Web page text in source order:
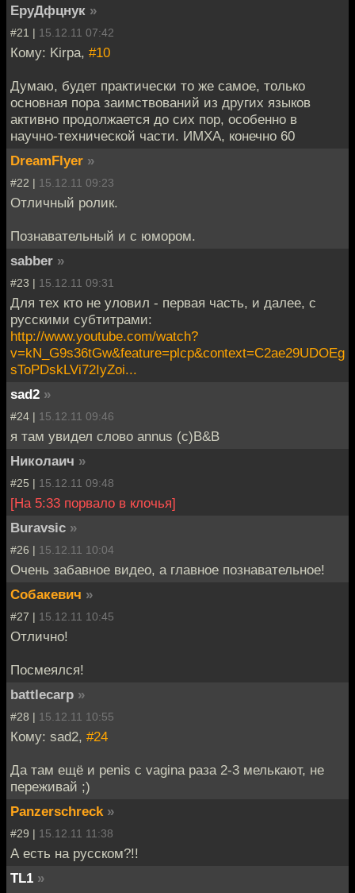
ЕруДфцнук »
#21 | 15.12.11 07:42
Кому: Kirpa, #10
Думаю, будет практически то же самое, только
основная пора заимствований из других языков
активно продолжается до сих пор, особенно в
научно-технической части. ИМХА, конечно 60
DreamFlyer »
#22 | 15.12.11 09:23
Отличный ролик.
Познавательный и с юмором.
sabber »
#23 | 15.12.11 09:31
Для тех кто не уловил - первая часть, и далее, с
русскими субтитрами:
http://www.youtube.com/watch?
v=kN_G9s36tGw&feature=plcp&context=C2ae29UDOEg
sToPDskLVi72IyZoi...
sad2 »
#24 | 15.12.11 09:46
я там увидел слово annus (с)B&B
Николаич »
#25 | 15.12.11 09:48
[На 5:33 порвало в клочья]
Buravsic »
#26 | 15.12.11 10:04
Очень забавное видео, а главное познавательное!
Собакевич »
#27 | 15.12.11 10:45
Отлично!
Посмеялся!
battlecarp »
#28 | 15.12.11 10:55
Кому: sad2, #24
Да там ещё и penis с vagina раза 2-3 мелькают, не
переживай ;)
Panzerschreck »
#29 | 15.12.11 11:38
А есть на русском?!!
TL1 »